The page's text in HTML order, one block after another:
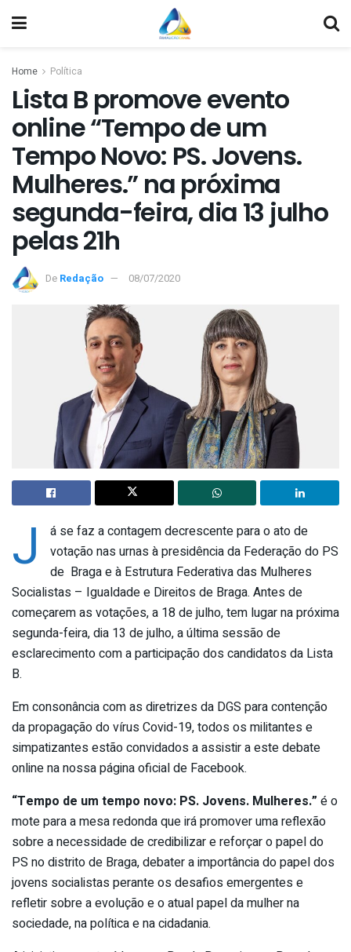
Home Política
Lista B promove evento
online “Tempo de um
Tempo Novo: PS. Jovens.
Mulheres.” na próxima
segunda-feira, dia 13 julho
pelas 21h
De Redação 08/07/2020
J
á se faz a contagem decrescente para o ato de
votação nas urnas à presidência da Federação do PS
de Braga e à Estrutura Federativa das Mulheres
Socialistas – Igualdade e Direitos de Braga. Antes de
começarem as votações, a 18 de julho, tem lugar na próxima
segunda-feira, dia 13 de julho, a última sessão de
esclarecimento com a participação dos candidatos da Lista
B.
Em consonância com as diretrizes da DGS para contenção
da propagação do vírus Covid-19, todos os militantes e
simpatizantes estão convidados a assistir a este debate
online na nossa página oficial de Facebook.
“Tempo de um tempo novo: PS. Jovens. Mulheres.” é o
mote para a mesa redonda que irá promover uma reflexão
sobre a necessidade de credibilizar e reforçar o papel do
PS no distrito de Braga, debater a importância do papel dos
jovens socialistas perante os desafios emergentes e
refletir sobre a evolução e o atual papel da mulher na
sociedade, na política e na cidadania.